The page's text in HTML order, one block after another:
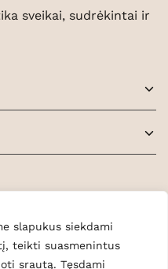
slapukus siekdami
teikti suasmenintus
srautą. Tęsdami
sveikai, sudrėkintai ir